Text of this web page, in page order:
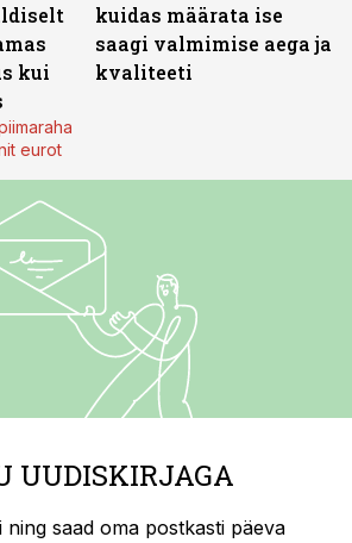
kui
eurot
kuidas määrata ise
saagi valmimise aega ja
kvaliteeti
UUDISKIRJAGA
ning saad oma postkasti päeva